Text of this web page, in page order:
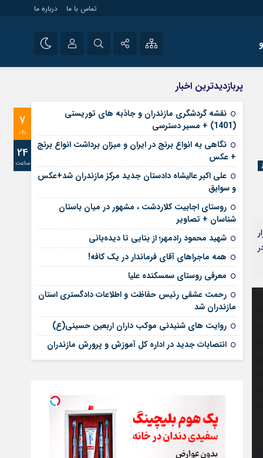
تماس با ما درباره ما
آپارات
رمز عبور
مرا به خاطر بسپار
راه اندازی سایت و
سایت های خبری و
پربازدیدترین اخبار
7
روز
24
ساعت
نقشه گردشگری مازندران و جاذبه های توریستی
(1401) + مسیر دسترسی
نگاهی به انواع برنج در ایران و میزان برداشت انواع برنج
+ عکس
علی‌ اکبر عالیشاه دادستان جدید مرکز مازندران شد+عکس
و سوابق
روستای اجابیت کلاردشت ، مشهور در میان باستان
شناسان + تصاویر
شهید محمود رادمهر؛ از بنایی تا دیده‌بانی
همه ماجراهای آقای فرماندار در یک کافه!
معرفی روستای سمسکنده علیا
رحمت عشقی رئیس حفاظت و اطلاعات دادگستری استان
مازندران شد
روایت های شنیدنی موکب داران اربعین حسینی(ع)
انتصابات جدید در اداره کل آموزش و پرورش مازندران